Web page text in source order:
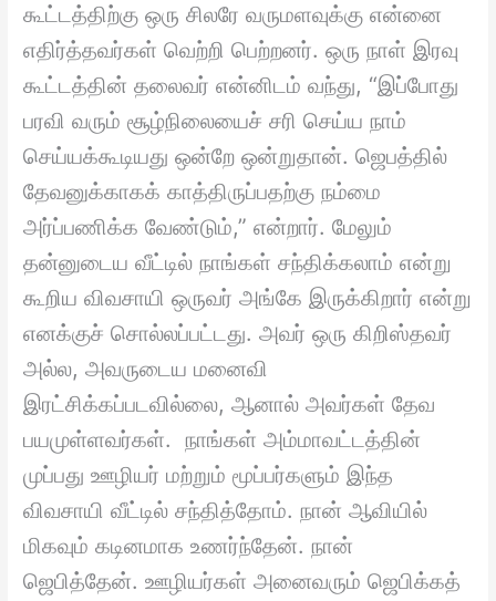
கூட்டத்திற்கு ஒரு சிலரே வருமளவுக்கு என்னை
எதிர்த்தவர்கள் வெற்றி பெற்றனர். ஒரு நாள் இரவு
கூட்டத்தின் தலைவர் என்னிடம் வந்து, “இப்போது
பரவி வரும் சூழ்நிலையைச் சரி செய்ய நாம்
செய்யக்கூடியது ஒன்றே ஒன்றுதான். ஜெபத்தில்
தேவனுக்காகக் காத்திருப்பதற்கு நம்மை
அர்ப்பணிக்க வேண்டும்,” என்றார். மேலும்
தன்னுடைய வீட்டில் நாங்கள் சந்திக்கலாம் என்று
கூறிய விவசாயி ஒருவர் அங்கே இருக்கிறார் என்று
எனக்குச் சொல்லப்பட்டது. அவர் ஒரு கிறிஸ்தவர்
அல்ல, அவருடைய மனைவி
இரட்சிக்கப்படவில்லை, ஆனால் அவர்கள் தேவ
பயமுள்ளவர்கள். நாங்கள் அம்மாவட்டத்தின்
முப்பது ஊழியர் மற்றும் மூப்பர்களும் இந்த
விவசாயி வீட்டில் சந்தித்தோம். நான் ஆவியில்
மிகவும் கடினமாக உணர்ந்தேன். நான்
ஜெபித்தேன். ஊழியர்கள் அனைவரும் ஜெபிக்கத்